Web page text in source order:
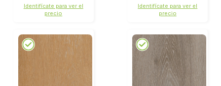
Identifícate para ver el
precio
Identifícate para ver el
precio